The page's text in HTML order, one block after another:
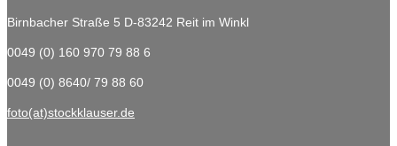
Birnbacher Straße 5 D-83242 Reit im Winkl
0049 (0) 160 970 79 88 6
0049 (0) 8640/ 79 88 60
foto(at)stockklauser.de